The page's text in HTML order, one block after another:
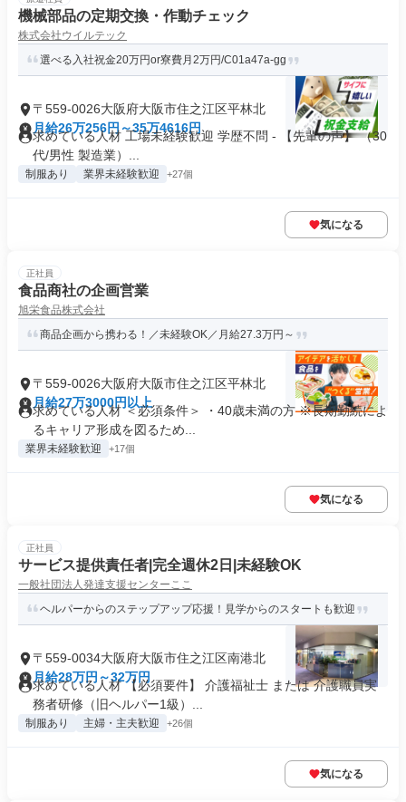
機械部品の定期交換・作動チェック
株式会社ウイルテック
選べる入社祝金20万円or寮費月2万円/C01a47a-gg
〒559-0026大阪府大阪市住之江区平林北
月給26万256円～35万4616円
求めている人材 工場未経験歓迎 学歴不問 - 【先輩の声】 （30
代/男性 製造業）...
制服あり 業界未経験歓迎 +27個
気になる
正社員
食品商社の企画営業
旭栄食品株式会社
商品企画から携わる！／未経験OK／月給27.3万円～
〒559-0026大阪府大阪市住之江区平林北
月給27万3000円以上
求めている人材 ＜必須条件＞ ・40歳未満の方 ※長期勤続によ
るキャリア形成を図るため...
業界未経験歓迎 +17個
気になる
正社員
サービス提供責任者|完全週休2日|未経験OK
一般社団法人発達支援センターここ
ヘルパーからのステップアップ応援！見学からのスタートも歓迎
〒559-0034大阪府大阪市住之江区南港北
月給28万円～32万円
求めている人材 【必須要件】 介護福祉士 または 介護職員実
務者研修（旧ヘルパー1級）...
制服あり 主婦・主夫歓迎 +26個
気になる